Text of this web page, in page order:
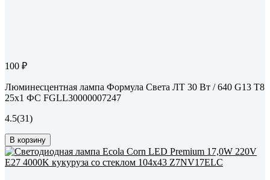
100 ₽
Люминесцентная лампа Формула Света ЛТ 30 Вт / 640 G13 T8
25x1 ФС FGLL30000007247
4.5(31)
В корзину